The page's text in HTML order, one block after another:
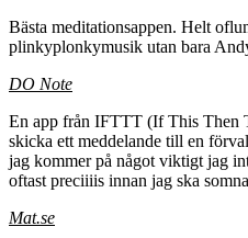
Bästa meditationsappen. Helt
plinkyplonkymusik utan bara
DO Note
En app från IFTTT (If This Then
skicka ett meddelande till en
jag kommer på något viktigt jag
oftast preciiiis innan jag ska
Mat.se